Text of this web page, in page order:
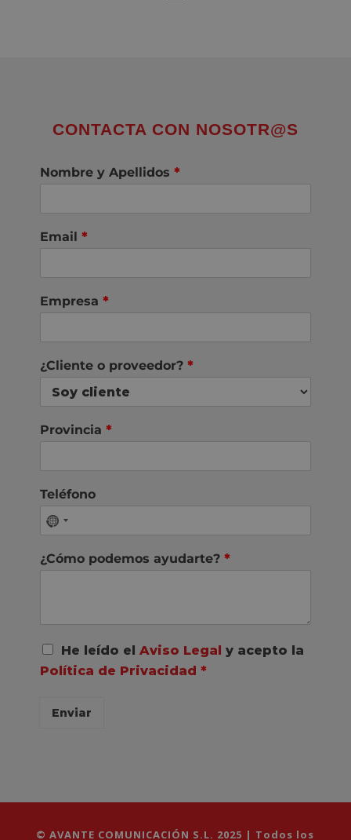
CONTACTA CON NOSOTR@S
Nombre y Apellidos *
Email *
Empresa *
¿Cliente o proveedor? *
Provincia *
Teléfono
¿Cómo podemos ayudarte? *
A
c
u
D
He leído el Aviso Legal y acepto la
Política de Privacidad *
Enviar
© AVANTE COMUNICACIÓN S.L. 2025 | Todos los